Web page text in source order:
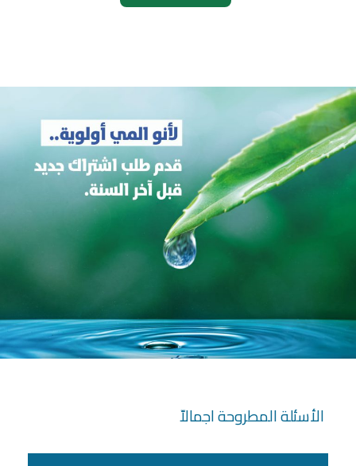
الأسئلة المطروحة اجمالاّ​